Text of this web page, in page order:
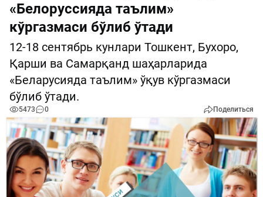
«Белоруссияда таълим»
кўргазмаси бўлиб ўтади
12-18 сентябрь кунлари Тошкент, Бухоро,
Қарши ва Самарқанд шаҳарларида
«Беларусияда таълим» ўқув кўргазмаси
бўлиб ўтади.
5473 0 Поделиться